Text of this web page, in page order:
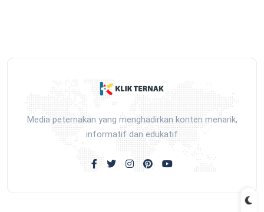
Media peternakan yang menghadirkan konten menarik,
informatif dan edukatif